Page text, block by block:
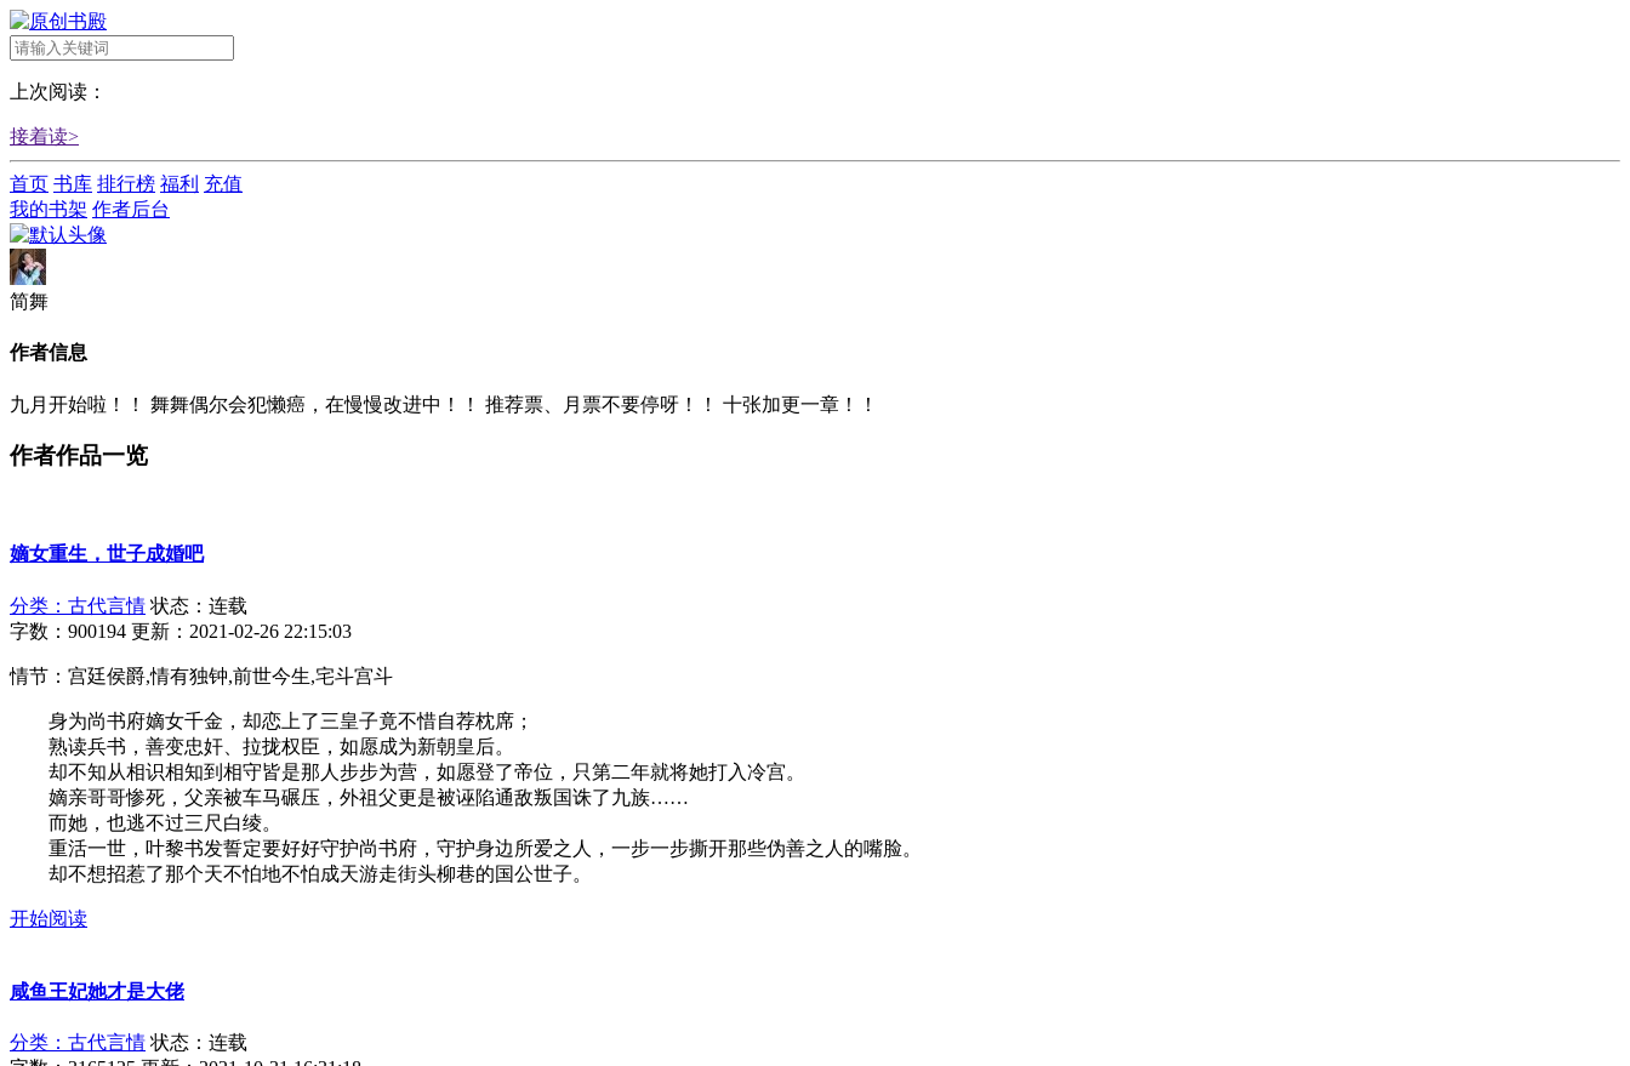
上次阅读：
接着读>
首页 书库 排行榜 福利 充值
我的书架 作者后台
简舞
作者信息
九月开始啦！！ 舞舞偶尔会犯懒癌，在慢慢改进中！！ 推荐票、月票不要停呀！！ 十张加更一章！！
作者作品一览
嫡女重生，世子成婚吧
分类：古代言情 状态：连载
字数：900194 更新：2021-02-26 22:15:03
情节：宫廷侯爵,情有独钟,前世今生,宅斗宫斗
身为尚书府嫡女千金，却恋上了三皇子竟不惜自荐枕席；
熟读兵书，善变忠奸、拉拢权臣，如愿成为新朝皇后。
却不知从相识相知到相守皆是那人步步为营，如愿登了帝位，只第二年就将她打入冷宫。
嫡亲哥哥惨死，父亲被车马碾压，外祖父更是被诬陷通敌叛国诛了九族……
而她，也逃不过三尺白绫。
重活一世，叶黎书发誓定要好好守护尚书府，守护身边所爱之人，一步一步撕开那些伪善之人的嘴脸。
却不想招惹了那个天不怕地不怕成天游走街头柳巷的国公世子。
开始阅读
咸鱼王妃她才是大佬
分类：古代言情 状态：连载